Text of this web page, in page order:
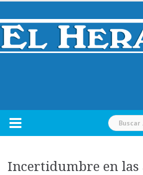
Skip
content
Buscar:
Incertidumbre en las